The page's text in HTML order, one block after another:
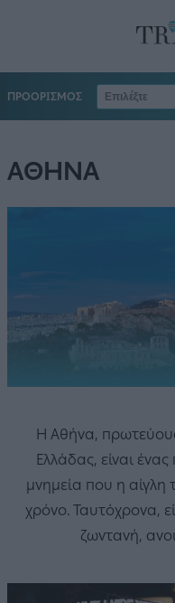
ΠΡΟΟΡΙΣΜΟΣ
ΑΘΗΝΑ
Η Αθήνα,
Ελλάδας, είναι
μνημεία που η αίγλη
χρόνο. Ταυτόχρονα,
ζωντανή,